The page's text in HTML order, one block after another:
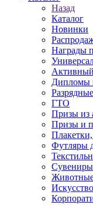
Назад
Каталог
Новинки
Награды
Дипломы
ГТО
Призы из
Призы и
Футляры
Сувениры
Искусство